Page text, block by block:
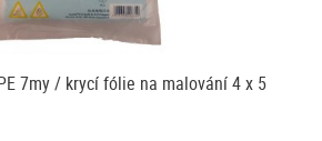
7my / krycí fólie na malování 4 x 5